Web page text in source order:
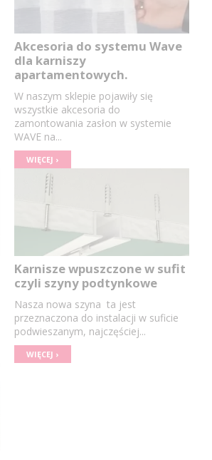
Akcesoria do systemu Wave
dla karniszy
apartamentowych.
W naszym sklepie pojawiły się
wszystkie akcesoria do
zamontowania zasłon w systemie
WAVE na...
WIĘCEJ ›
Karnisze wpuszczone w sufit
czyli szyny podtynkowe
Nasza nowa szyna ta jest
przeznaczona do instalacji w suficie
podwieszanym, najczęściej...
WIĘCEJ ›